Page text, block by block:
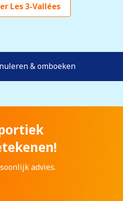
Les 3-Vallées
& omboeken
advies.